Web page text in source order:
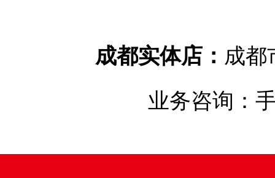
成都实体店： 成都
业务咨询：